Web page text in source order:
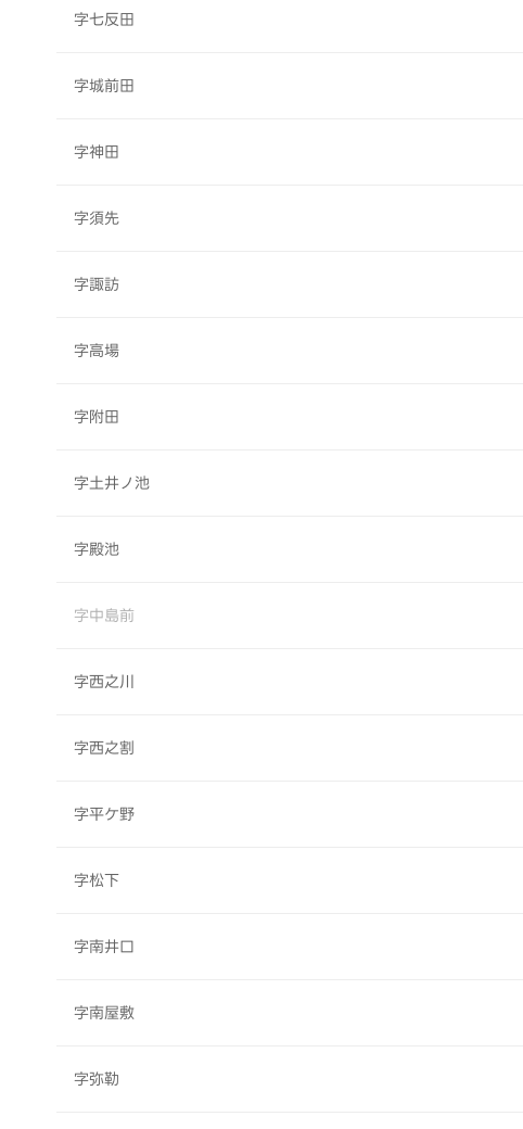
字七反田
字城前田
字神田
字須先
字諏訪
字高場
字附田
字土井ノ池
字殿池
字中島前
字西之川
字西之割
字平ケ野
字松下
字南井口
字南屋敷
字弥勒